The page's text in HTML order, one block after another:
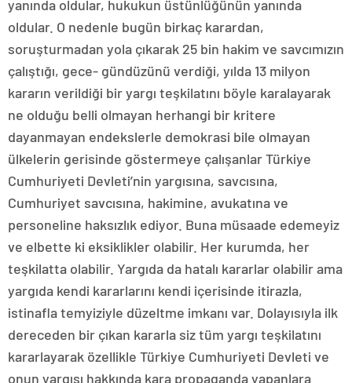
yanında oldular, hukukun üstünlüğünün yanında
oldular. O nedenle bugün birkaç karardan,
soruşturmadan yola çıkarak 25 bin hakim ve savcımızın
çalıştığı, gece- gündüzünü verdiği, yılda 13 milyon
kararın verildiği bir yargı teşkilatını böyle karalayarak
ne olduğu belli olmayan herhangi bir kritere
dayanmayan endekslerle demokrasi bile olmayan
ülkelerin gerisinde göstermeye çalışanlar Türkiye
Cumhuriyeti Devleti’nin yargısına, savcısına,
Cumhuriyet savcısına, hakimine, avukatına ve
personeline haksızlık ediyor. Buna müsaade edemeyiz
ve elbette ki eksiklikler olabilir. Her kurumda, her
teşkilatta olabilir. Yargıda da hatalı kararlar olabilir ama
yargıda kendi kararlarını kendi içerisinde itirazla,
istinafla temyiziyle düzeltme imkanı var. Dolayısıyla ilk
dereceden bir çıkan kararla siz tüm yargı teşkilatını
kararlayarak özellikle Türkiye Cumhuriyeti Devleti ve
onun yargısı hakkında kara propaganda yapanlara